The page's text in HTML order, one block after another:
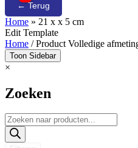
← Terug
Home » 21 x x 5 cm
Edit Template
Home / Product Volledige
Toon Sidebar
×
Zoeken
Producten
zoeken